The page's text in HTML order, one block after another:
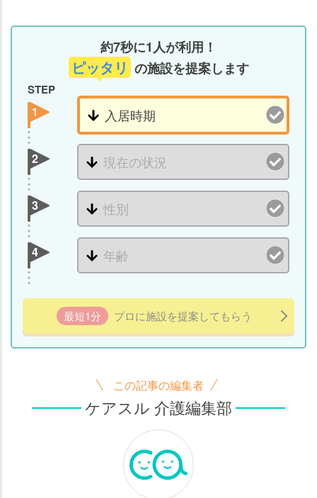
約7秒に1人が利用！
ピッタリ の施設を提案します
STEP
1
2
3
4
最短1分 プロに施設を提案してもらう
この記事の編集者
ケアスル 介護編集部